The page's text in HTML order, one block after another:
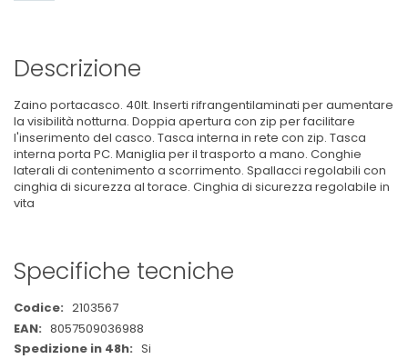
Descrizione
Zaino portacasco. 40lt. Inserti rifrangentilaminati per aumentare
la visibilità notturna. Doppia apertura con zip per facilitare
l'inserimento del casco. Tasca interna in rete con zip. Tasca
interna porta PC. Maniglia per il trasporto a mano. Conghie
laterali di contenimento a scorrimento. Spallacci regolabili con
cinghia di sicurezza al torace. Cinghia di sicurezza regolabile in
vita
Specifiche tecniche
Maggiori
Informazioni
2103567
8057509036988
Si